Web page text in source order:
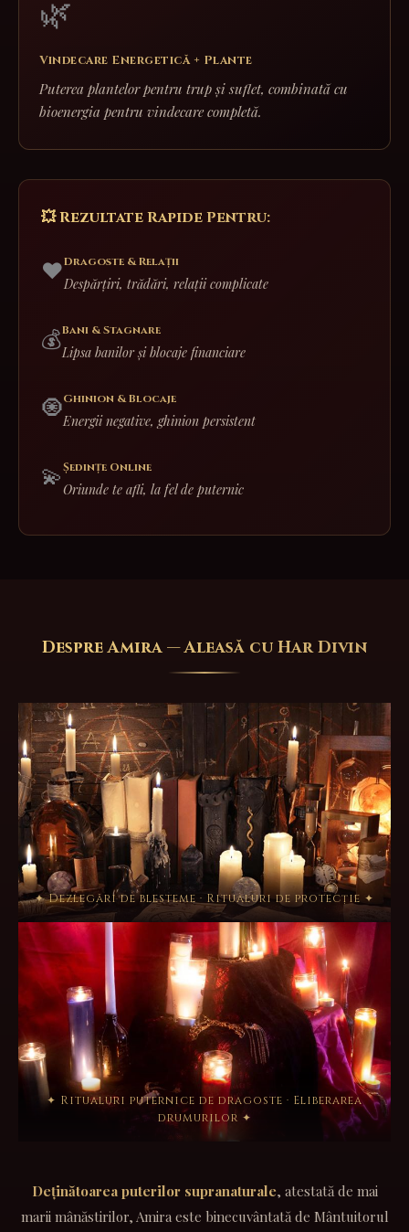
🌿
Vindecare Energetică + Plante
Puterea plantelor pentru trup și suflet, combinată cu
bioenergia pentru vindecare completă.
💥 Rezultate Rapide Pentru:
❤️Dragoste & Relații
Despărțiri, trădări, relații complicate
💰Bani & Stagnare
Lipsa banilor și blocaje financiare
🧿Ghinion & Blocaje
Energii negative, ghinion persistent
💫Ședințe Online
Oriunde te afli, la fel de puternic
Despre Amira — Aleasă cu Har Divin
✦ Dezlegări de blesteme · Ritualuri de protecție ✦
✦ Ritualuri puternice de dragoste · Eliberarea
drumurilor ✦
Deținătoarea puterilor supranaturale, atestată de mai
marii mânăstirilor, Amira este binecuvântată de Mântuitorul